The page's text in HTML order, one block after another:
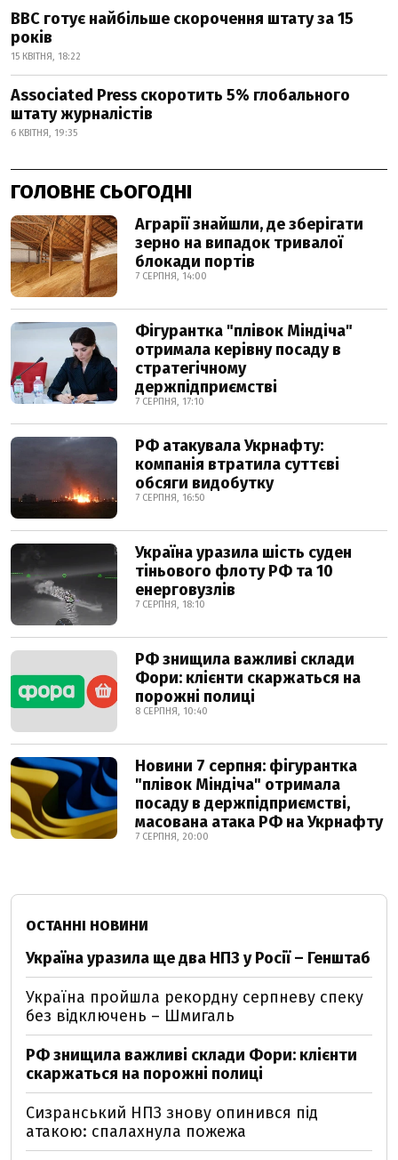
BBC готує найбільше скорочення штату за 15
років
15 КВІТНЯ, 18:22
Associated Press скоротить 5% глобального
штату журналістів
6 КВІТНЯ, 19:35
ГОЛОВНЕ СЬОГОДНІ
Аграрії знайшли, де зберігати
зерно на випадок тривалої
блокади портів
7 СЕРПНЯ, 14:00
Фігурантка "плівок Міндіча"
отримала керівну посаду в
стратегічному
держпідприємстві
7 СЕРПНЯ, 17:10
РФ атакувала Укрнафту:
компанія втратила суттєві
обсяги видобутку
7 СЕРПНЯ, 16:50
Україна уразила шість суден
тіньового флоту РФ та 10
енерговузлів
7 СЕРПНЯ, 18:10
РФ знищила важливі склади
Фори: клієнти скаржаться на
порожні полиці
8 СЕРПНЯ, 10:40
Новини 7 серпня: фігурантка
"плівок Міндіча" отримала
посаду в держпідприємстві,
масована атака РФ на Укрнафту
7 СЕРПНЯ, 20:00
ОСТАННІ НОВИНИ
Україна уразила ще два НПЗ у Росії – Генштаб
Україна пройшла рекордну серпневу спеку
без відключень – Шмигаль
РФ знищила важливі склади Фори: клієнти
скаржаться на порожні полиці
Сизранський НПЗ знову опинився під
атакою: спалахнула пожежа